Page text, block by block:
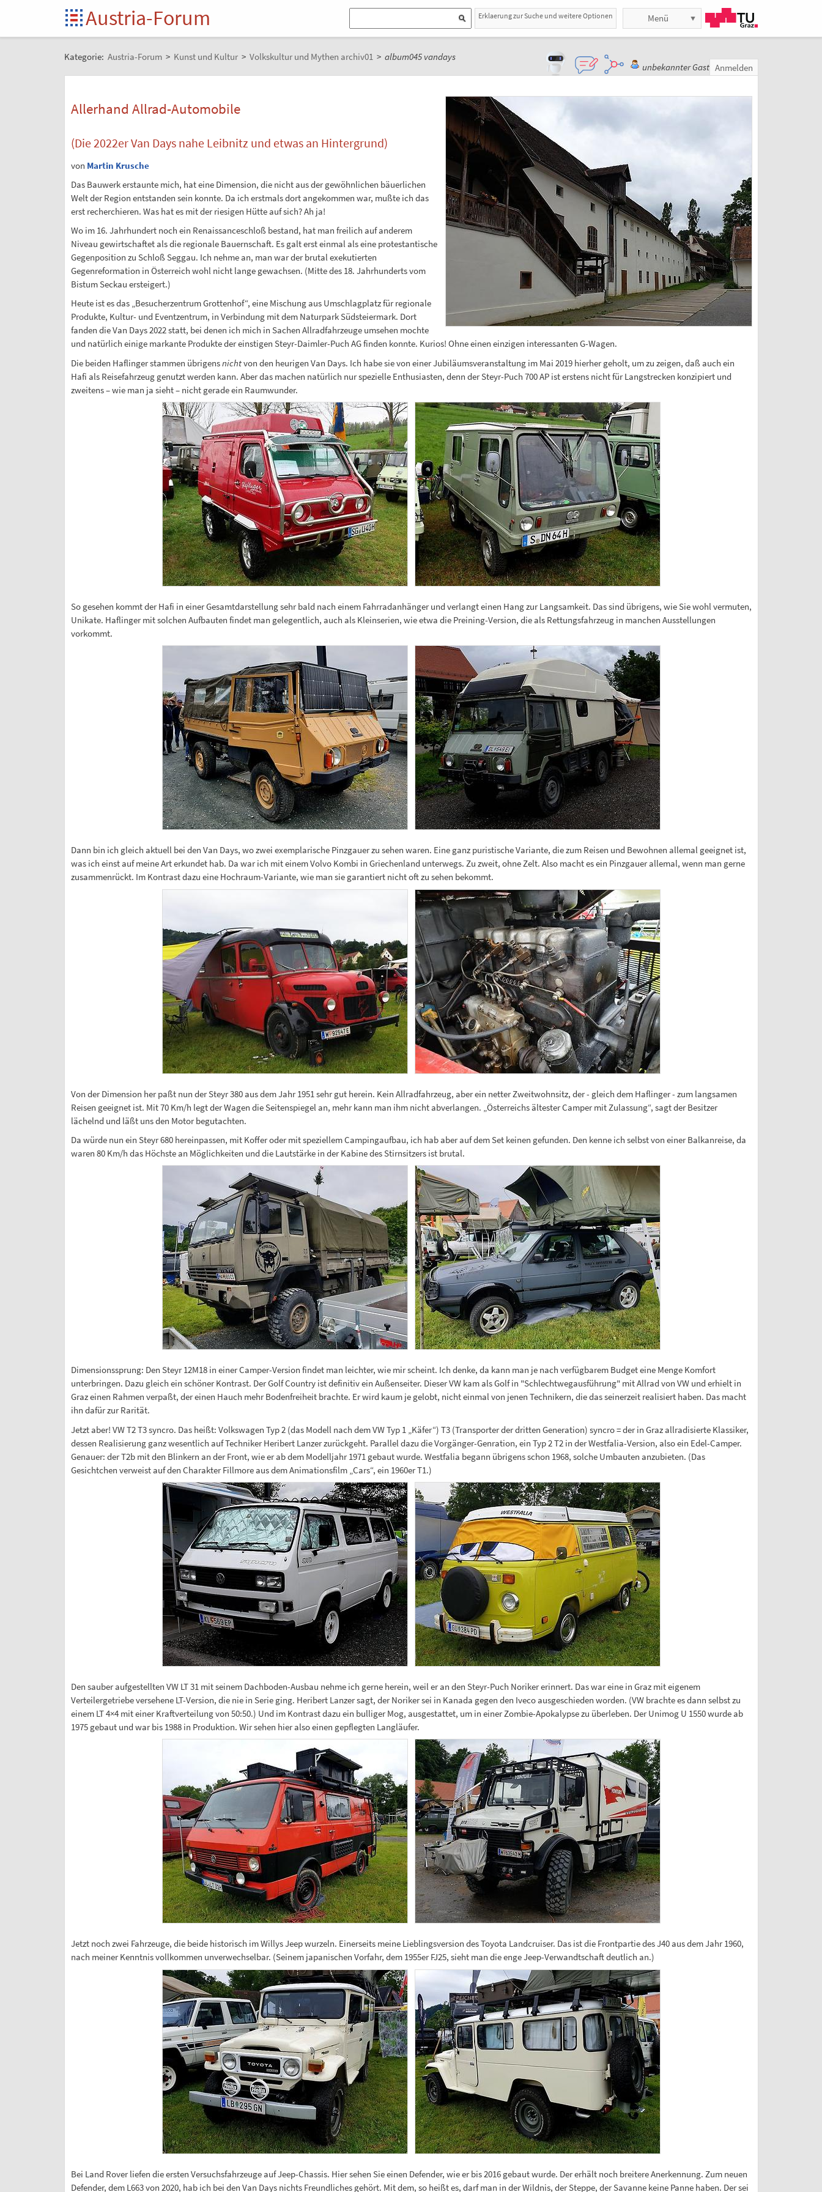
Austria-Forum Erklaerung zur Suche und weitere Optionen Menü
Kategorie: Austria-Forum > Kunst und Kultur > Volkskultur und Mythen archiv01 > album045 vandays
unbekannter Gast Anmelden
Allerhand Allrad-Automobile
(Die 2022er Van Days nahe Leibnitz und etwas an Hintergrund)
von Martin Krusche
Das Bauwerk erstaunte mich, hat eine Dimension, die nicht aus der gewöhnlichen bäuerlichen
Welt der Region entstanden sein konnte. Da ich erstmals dort angekommen war, mußte ich das
erst recherchieren. Was hat es mit der riesigen Hütte auf sich? Ah ja!
Wo im 16. Jahrhundert noch ein Renaissanceschloß bestand, hat man freilich auf anderem
Niveau gewirtschaftet als die regionale Bauernschaft. Es galt erst einmal als eine protestantische
Gegenposition zu Schloß Seggau. Ich nehme an, man war der brutal exekutierten
Gegenreformation in Österreich wohl nicht lange gewachsen. (Mitte des 18. Jahrhunderts vom
Bistum Seckau ersteigert.)
Heute ist es das „Besucherzentrum Grottenhof“, eine Mischung aus Umschlagplatz für regionale
Produkte, Kultur- und Eventzentrum, in Verbindung mit dem Naturpark Südsteiermark. Dort
fanden die Van Days 2022 statt, bei denen ich mich in Sachen Allradfahrzeuge umsehen mochte
und natürlich einige markante Produkte der einstigen Steyr-Daimler-Puch AG finden konnte. Kurios! Ohne einen einzigen interessanten G-Wagen.
Die beiden Haflinger stammen übrigensnichtvon den heurigen Van Days. Ich habe sie von einer Jubiläumsveranstaltung im Mai 2019 hierher geholt, um zu zeigen, daß auch ein
Hafi als Reisefahrzeug genutzt werden kann. Aber das machen natürlich nur spezielle Enthusiasten, denn der Steyr-Puch 700 AP ist erstens nicht für Langstrecken konzipiert und
zweitens – wie man ja sieht – nicht gerade ein Raumwunder.
So gesehen kommt der Hafi in einer Gesamtdarstellung sehr bald nach einem Fahrradanhänger und verlangt einen Hang zur Langsamkeit. Das sind übrigens, wie Sie wohl vermuten,
Unikate. Haflinger mit solchen Aufbauten findet man gelegentlich, auch als Kleinserien, wie etwa die Preining-Version, die als Rettungsfahrzeug in manchen Ausstellungen
vorkommt.
Dann bin ich gleich aktuell bei den Van Days, wo zwei exemplarische Pinzgauer zu sehen waren. Eine ganz puristische Variante, die zum Reisen und Bewohnen allemal geeignet ist,
was ich einst auf meine Art erkundet hab. Da war ich mit einem Volvo Kombi in Griechenland unterwegs. Zu zweit, ohne Zelt. Also macht es ein Pinzgauer allemal, wenn man gerne
zusammenrückt. Im Kontrast dazu eine Hochraum-Variante, wie man sie garantiert nicht oft zu sehen bekommt.
Von der Dimension her paßt nun der Steyr 380 aus dem Jahr 1951 sehr gut herein. Kein Allradfahrzeug, aber ein netter Zweitwohnsitz, der - gleich dem Haflinger - zum langsamen
Reisen geeignet ist. Mit 70 Km/h legt der Wagen die Seitenspiegel an, mehr kann man ihm nicht abverlangen. „Österreichs ältester Camper mit Zulassung“, sagt der Besitzer
lächelnd und läßt uns den Motor begutachten.
Da würde nun ein Steyr 680 hereinpassen, mit Koffer oder mit speziellem Campingaufbau, ich hab aber auf dem Set keinen gefunden. Den kenne ich selbst von einer Balkanreise, da
waren 80 Km/h das Höchste an Möglichkeiten und die Lautstärke in der Kabine des Stirnsitzers ist brutal.
Dimensionssprung: Den Steyr 12M18 in einer Camper-Version findet man leichter, wie mir scheint. Ich denke, da kann man je nach verfügbarem Budget eine Menge Komfort
unterbringen. Dazu gleich ein schöner Kontrast. Der Golf Country ist definitiv ein Außenseiter. Dieser VW kam als Golf in "Schlechtwegausführung" mit Allrad von VW und erhielt in
Graz einen Rahmen verpaßt, der einen Hauch mehr Bodenfreiheit brachte. Er wird kaum je gelobt, nicht einmal von jenen Technikern, die das seinerzeit realisiert haben. Das macht
ihn dafür zur Rarität.
Jetzt aber! VW T2 T3 syncro. Das heißt: Volkswagen Typ 2 (das Modell nach dem VW Typ 1 „Käfer“) T3 (Transporter der dritten Generation) syncro = der in Graz allradisierte Klassiker,
dessen Realisierung ganz wesentlich auf Techniker Heribert Lanzer zurückgeht. Parallel dazu die Vorgänger-Genration, ein Typ 2 T2 in der Westfalia-Version, also ein Edel-Camper.
Genauer: der T2b mit den Blinkern an der Front, wie er ab dem Modelljahr 1971 gebaut wurde. Westfalia begann übrigens schon 1968, solche Umbauten anzubieten. (Das
Gesichtchen verweist auf den Charakter Fillmore aus dem Animationsfilm „Cars“, ein 1960er T1.)
Den sauber aufgestellten VW LT 31 mit seinem Dachboden-Ausbau nehme ich gerne herein, weil er an den Steyr-Puch Noriker erinnert. Das war eine in Graz mit eigenem
Verteilergetriebe versehene LT-Version, die nie in Serie ging. Heribert Lanzer sagt, der Noriker sei in Kanada gegen den Iveco ausgeschieden worden. (VW brachte es dann selbst zu
einem LT 4×4 mit einer Kraftverteilung von 50:50.) Und im Kontrast dazu ein bulliger Mog, ausgestattet, um in einer Zombie-Apokalypse zu überleben. Der Unimog U 1550 wurde ab
1975 gebaut und war bis 1988 in Produktion. Wir sehen hier also einen gepflegten Langläufer.
Jetzt noch zwei Fahrzeuge, die beide historisch im Willys Jeep wurzeln. Einerseits meine Lieblingsversion des Toyota Landcruiser. Das ist die Frontpartie des J40 aus dem Jahr 1960,
nach meiner Kenntnis vollkommen unverwechselbar. (Seinem japanischen Vorfahr, dem 1955er FJ25, sieht man die enge Jeep-Verwandtschaft deutlich an.)
Bei Land Rover liefen die ersten Versuchsfahrzeuge auf Jeep-Chassis. Hier sehen Sie einen Defender, wie er bis 2016 gebaut wurde. Der erhält noch breitere Anerkennung. Zum neuen
Defender, dem L663 von 2020, hab ich bei den Van Days nichts Freundliches gehört. Mit dem, so heißt es, darf man in der Wildnis, der Steppe, der Savanne keine Panne haben. Der sei